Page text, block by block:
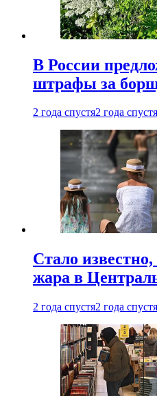
В России
штрафы за
2 года спустя2 года спустя
Стало
жара в
2 года спустя2 года спустя